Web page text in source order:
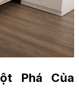
Phá Của